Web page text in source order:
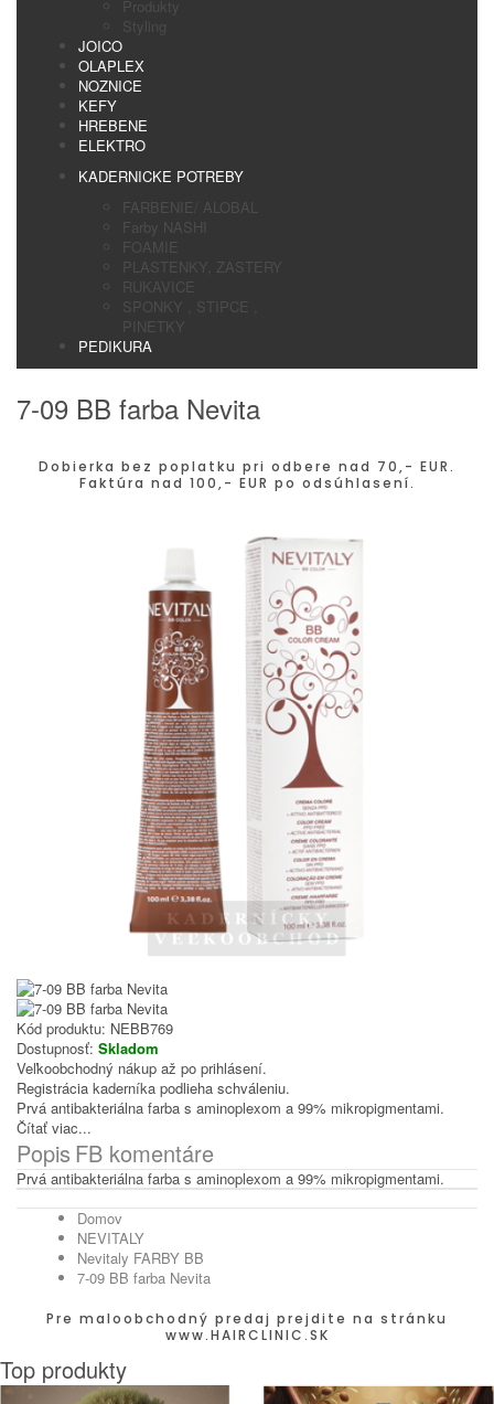
Produkty
Styling
JOICO
OLAPLEX
NOZNICE
KEFY
HREBENE
ELEKTRO
KADERNICKE POTREBY
FARBENIE/ ALOBAL
Farby NASHI
FOAMIE
PLASTENKY, ZASTERY
RUKAVICE
SPONKY , STIPCE ,
PINETKY
PEDIKURA
7-09 BB farba Nevita
Dobierka bez poplatku pri odbere nad 70,- EUR.
Faktúra nad 100,- EUR po odsúhlasení.
Kód produktu: NEBB769
Dostupnosť: Skladom
Veľkoobchodný nákup až po prihlásení.
Registrácia kaderníka podlieha schváleniu.
Prvá antibakteriálna farba s aminoplexom a 99% mikropigmentami.
Čítať viac...
Popis FB komentáre
Prvá antibakteriálna farba s aminoplexom a 99% mikropigmentami.
Domov
NEVITALY
Nevitaly FARBY BB
7-09 BB farba Nevita
Pre maloobchodný predaj prejdite na stránku
www.HAIRCLINIC.SK
Top produkty